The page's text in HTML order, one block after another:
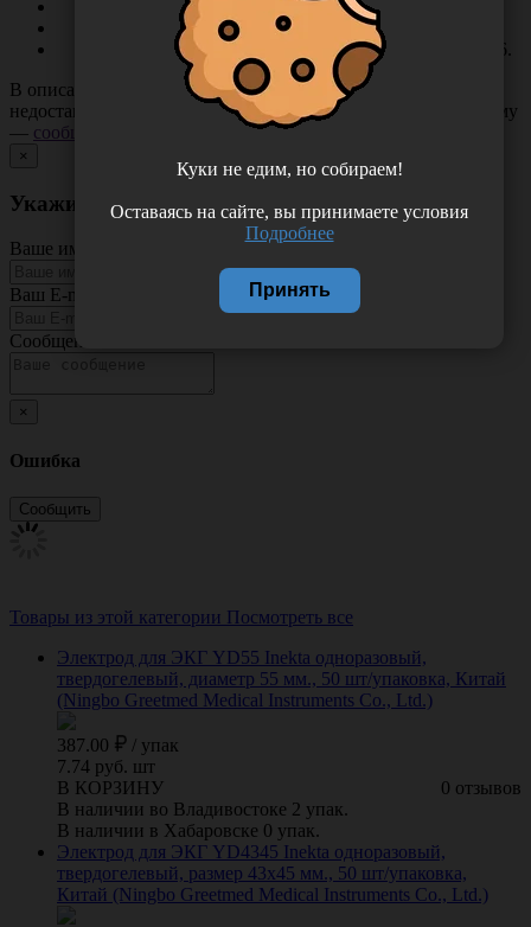
изделие нестерильно;
совместимо с различными видами приборов ЭКГ;
поставляется комплектно. Кол-во в комплекте, шт - 6.
В описании товара могут иметь место неточности или
недостающая информация. Если вы заметили такую проблему
— сообщите нам
×
Укажите неточность в описании товара
Ваше имя
Ваш E-mail
Сообщение
×
Ошибка
Товары из этой категории Посмотреть все
Электрод для ЭКГ YD55 Inekta одноразовый,
твердогелевый, диаметр 55 мм., 50 шт/упаковка, Китай
(Ningbo Greetmed Medical Instruments Co., Ltd.)
387.00 / упак
7.74 руб. шт
0 отзывов
В КОРЗИНУ
В наличии во Владивостоке 2 упак.
В наличии в Хабаровске 0 упак.
Электрод для ЭКГ YD4345 Inekta одноразовый,
твердогелевый, размер 43х45 мм., 50 шт/упаковка,
Китай (Ningbo Greetmed Medical Instruments Co., Ltd.)
Куки не едим, но собираем!
Оставаясь на сайте, вы принимаете условия
Подробнее
Принять